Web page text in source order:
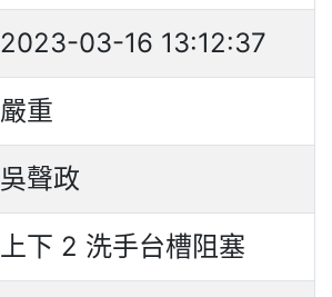
2023-03-16 13:12:37
嚴重
吳聲政
上下 2 洗手台槽阻塞